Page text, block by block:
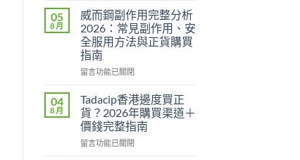
整
教
學：
幾
時
食？
多？
正
確
食
馬
糖
Hamer
效
果
真
有
用
還
是
心
05
8 月
威而鋼副作用完整分析
2026：常見副作用、安
全服用方法與正貨購買
指南
在
而
鋼
副
作
用
留言功能已關閉
04
8 月
Tadacip香港邊度買正
貨？2026年購買渠道＋
價錢完整指南
在
留言功能已關閉